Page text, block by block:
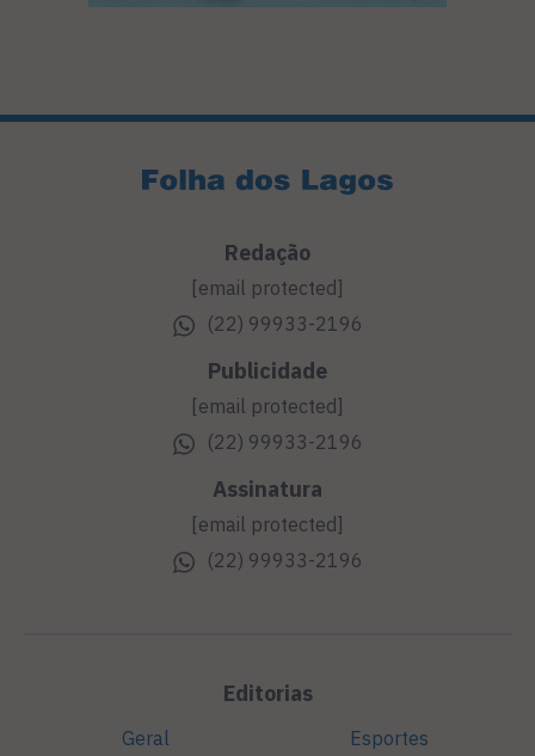
Redação
[email protected]
(22) 99933-2196
Publicidade
[email protected]
(22) 99933-2196
Assinatura
[email protected]
(22) 99933-2196
Editorias
Geral
Esportes